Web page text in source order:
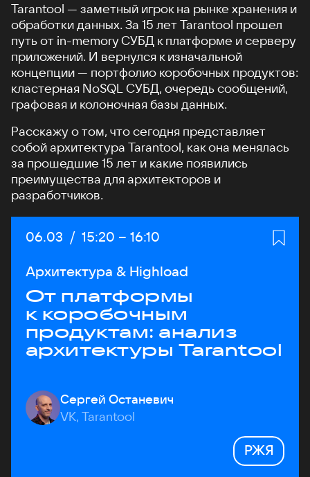
Tarantool — заметный игрок на рынке хранения и
обработки данных. За 15 лет Tarantool прошел
путь от in-memory СУБД к платформе и серверу
приложений. И вернулся к изначальной
концепции — портфолио коробочных продуктов:
кластерная NoSQL СУБД, очередь сообщений,
графовая и колоночная базы данных.
Расскажу о том, что сегодня представляет
собой архитектура Tarantool, как она менялась
за прошедшие 15 лет и какие появились
преимущества для архитекторов и
разработчиков.
Дата:
06.03 / Начало:
15:20 – Конец:
16:10
Архитектура & Highload
От платформы
к коробочным
продуктам: анализ
архитектуры Tarantool
Сергей Останевич
VK, Tarantool
РЖЯ